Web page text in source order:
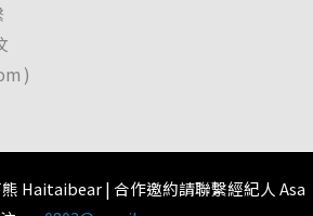
)
Haitaibear | 合作邀約請聯繫經紀人 Asa